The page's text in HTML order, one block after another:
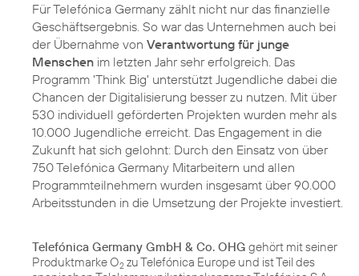
Für Telefónica Germany zählt nicht nur das finanzielle
Geschäftsergebnis. So war das Unternehmen auch bei
der Übernahme von Verantwortung für junge
Menschen im letzten Jahr sehr erfolgreich. Das
Programm 'Think Big' unterstützt Jugendliche dabei die
Chancen der Digitalisierung besser zu nutzen. Mit über
530 individuell geförderten Projekten wurden mehr als
10.000 Jugendliche erreicht. Das Engagement in die
Zukunft hat sich gelohnt: Durch den Einsatz von über
750 Telefónica Germany Mitarbeitern und allen
Programmteilnehmern wurden insgesamt über 90.000
Arbeitsstunden in die Umsetzung der Projekte investiert.
Telefónica Germany GmbH & Co. OHG gehört mit seiner
Produktmarke O2 zu Telefónica Europe und ist Teil des